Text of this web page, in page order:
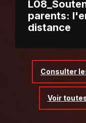
parents:
distance
Consulter
Voir